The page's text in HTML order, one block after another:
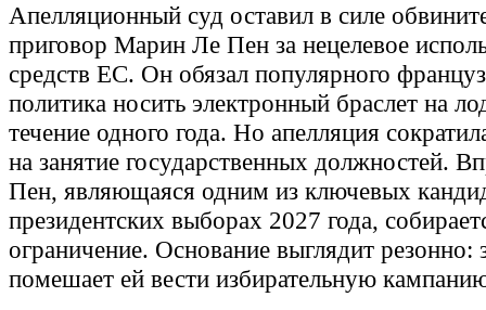
Апелляционный суд оставил в силе
приговор Марин Ле Пен за нецелевое
средств ЕС. Он обязал популярного
политика носить электронный браслет на
течение одного года. Но апелляция
на занятие государственных должностей.
Пен, являющаяся одним из ключевых
президентских выборах 2027 года,
ограничение. Основание выглядит резонно:
помешает ей вести избирательную